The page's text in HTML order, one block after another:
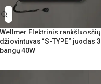
Wellmer Elektrinis rankšluosčių
džiovintuvas “S-TYPE“ juodas 3
bangų 40W